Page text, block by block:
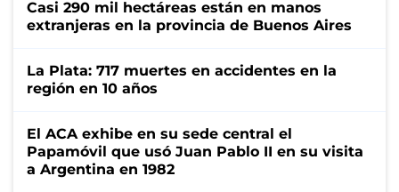
Casi 290 mil hectáreas están en manos
extranjeras en la provincia de Buenos Aires
La Plata: 717 muertes en accidentes en la
región en 10 años
El ACA exhibe en su sede central el
Papamóvil que usó Juan Pablo II en su visita
a Argentina en 1982